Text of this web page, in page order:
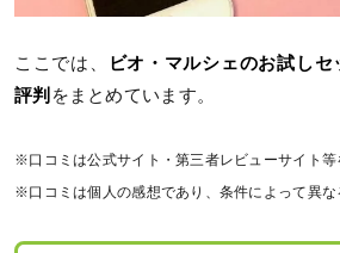
ここでは、
ビオ・マルシェのお試しセ
評判 をまとめています。
※口コミは公式サイト・第三者レビューサイト等
※口コミは個人の感想であり、条件によって異な